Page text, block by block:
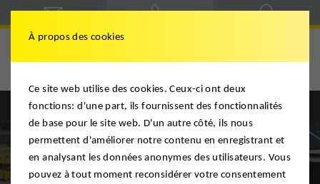
Englisch Deutsch
À propos des cookies
Ce site web utilise des cookies. Ceux-ci ont deux
fonctions: d'une part, ils fournissent des fonctionnalités
de base pour le site web. D'un autre côté, ils nous
permettent d'améliorer notre contenu en enregistrant et
en analysant les données anonymes des utilisateurs. Vous
pouvez à tout moment reconsidérer votre consentement